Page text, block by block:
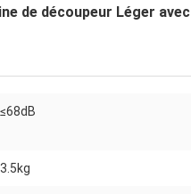
de découpeur Léger avec
≤68dB
3.5kg